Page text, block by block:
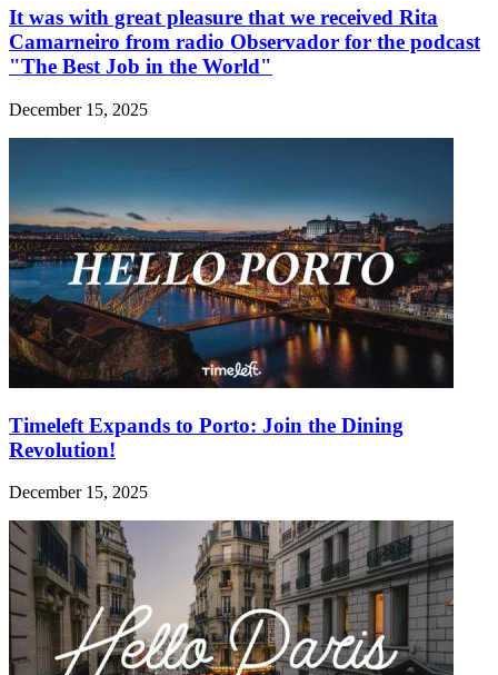
It was with great pleasure that we received Rita
Camarneiro from radio Observador for the podcast
"The Best Job in the World"
December 15, 2025
Timeleft Expands to Porto: Join the Dining
Revolution!
December 15, 2025